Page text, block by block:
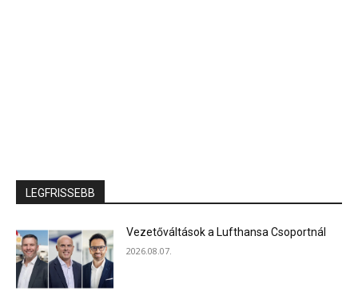
LEGFRISSEBB
Vezetőváltások a Lufthansa Csoportnál
2026.08.07.